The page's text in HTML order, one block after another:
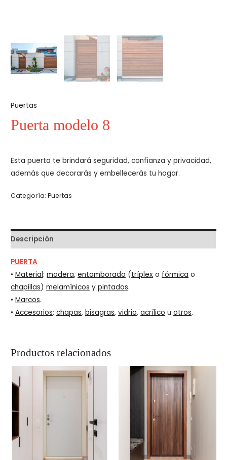
Puertas
Puerta modelo 8
Esta puerta te brindará seguridad, confianza y privacidad,
además que decorarás y embellecerás tu hogar.
Categoría:Puertas
Descripción
PUERTA
•Material:madera,entamborado (tríplex o fórmica o
chapillas)melamínicos ypintados.
•Marcos.
•Accesorios:chapas,bisagras,vidrio,acrílico uotros.
Productos relacionados